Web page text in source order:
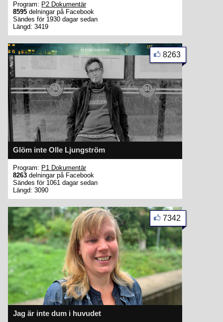
Program: P2 Dokumentär
8595 delningar på Facebook
Sändes för 1930 dagar sedan
Längd: 3419
Glöm inte Olle Ljungström
8263
Program: P1 Dokumentär
8263 delningar på Facebook
Sändes för 1061 dagar sedan
Längd: 3090
Jag är inte dum i huvudet
7342